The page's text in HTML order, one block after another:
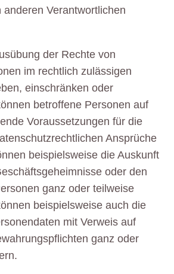
anderen Verantwortlichen
der Rechte von
im rechtlich zulässigen
einschränken oder
betroffene Personen auf
Voraussetzungen für die
Ansprüche
beispielsweise die Auskunft
oder den
ganz oder teilweise
beispielsweise auch die
mit Verweis auf
ganz oder